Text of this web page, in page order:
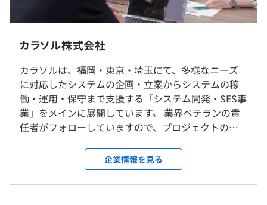
経験のある方は、得意な分野をさらにスキルアップ、更に
チャレンジしたい分野やスキルチェンジなど、
進化の早いシステム業界ですが相談しながら進めていきま
す。
相談の上、ご希望のマシンを支給いたします。
東京事務所もしくは埼玉での業務となります。
開発作業は、社内もしくはお客様先での勤務となります。
案件によりリモート・フルリモートOKです。転勤はあり
ません。
就業場所の変更範囲
＜雇入時＞
都内もしくは都内近郊の企業（客先常駐）
テレワークを行う場所を含む会社の定める場所
※都内もしくは都内近郊の企業（客先常駐）
9：00～18：00
00の場合もあります。
休憩時間：12：00〜13：00（60分）※業務の都合により
各々の自主性に任せています。
平均残業時間：平均15時間／月
カラソル株式会社
カラソルは、福岡・東京・埼玉にて、多様なニーズ
に対応したシステムの企画・立案からシステムの稼
働・運用・保守まで支援する「システム開発・SES事
業」をメインに展開しています。 業界ベテランの責
任者がフォローしていますので、プロジェクトの分
案件をはじめ、多彩な案件でさまざまなスキル・知
識が身につきます。エンジニアが活躍できるポジショ
ンがたくさんあります！ また、九州電力グループ系
企業情報を見る